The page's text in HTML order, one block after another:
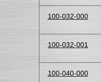
100-032-000
100-032-001
100-040-000